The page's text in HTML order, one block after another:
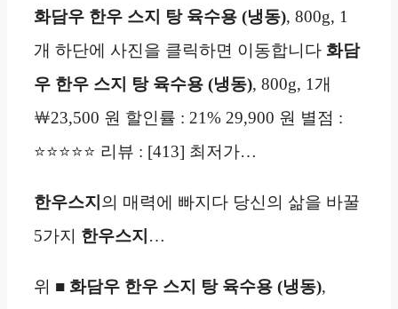
화담우 한우 스지 탕 육수용 (냉동), 800g, 1
개 하단에 사진을 클릭하면 이동합니다 화담
우 한우 스지 탕 육수용 (냉동), 800g, 1개
￦23,500 원 할인률 : 21% 29,900 원 별점 :
⭐⭐⭐⭐⭐ 리뷰 : [413] 최저가…
한우스지 의 매력에 빠지다 당신의 삶을 바꿀
5가지 한우스지 …
위 ■ 화담우 한우 스지 탕 육수용 (냉동),